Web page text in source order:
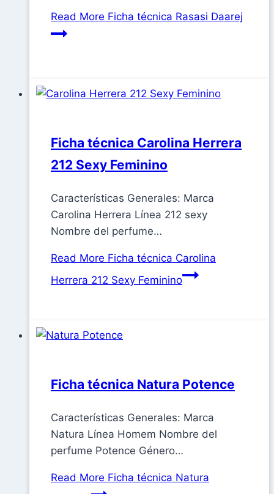
Read More Ficha técnica Rasasi Daarej
Ficha técnica Carolina Herrera
212 Sexy Feminino
Características Generales: Marca
Carolina Herrera Línea 212 sexy
Nombre del perfume…
Read More Ficha técnica Carolina
Herrera 212 Sexy Feminino
Ficha técnica Natura Potence
Características Generales: Marca
Natura Línea Homem Nombre del
perfume Potence Género…
Read More Ficha técnica Natura